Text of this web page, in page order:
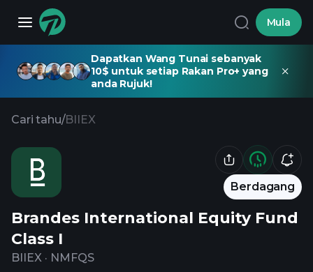
Mula
Dapatkan Wang Tunai sebanyak
10$ untuk setiap Rakan Pro+ yang
anda Rujuk!
Cari tahu/BIIEX
Berdagang
Brandes International Equity Fund
Class I
BIIEX · NMFQS